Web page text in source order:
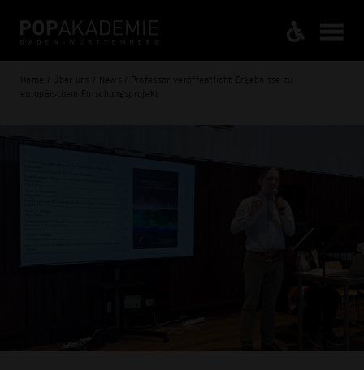
Home / Über uns / News / Professor veröffentlicht Ergebnisse zu
europäischem Forschungsprojekt